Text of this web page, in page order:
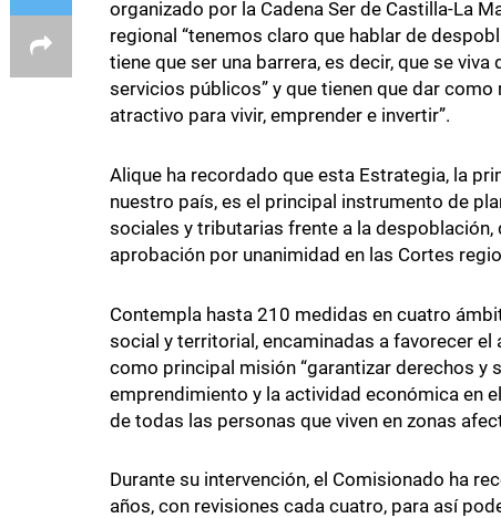
organizado por la Cadena Ser de Castilla-La
regional “tenemos claro que hablar de
tiene que ser una barrera, es decir, que se
servicios públicos” y que tienen que dar
atractivo para vivir, emprender e invertir”.
Alique ha recordado que esta Estrategia, la
nuestro país, es el principal instrumento de
sociales y tributarias frente a la
aprobación por unanimidad en las Cortes
Contempla hasta 210 medidas en cuatro
social y territorial, encaminadas a favorecer
como principal misión “garantizar derechos
emprendimiento y la actividad económica en
de todas las personas que viven en zonas
Durante su intervención, el Comisionado ha
años, con revisiones cada cuatro, para así